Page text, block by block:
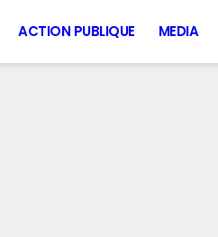
ACTION PUBLIQUE MEDIA